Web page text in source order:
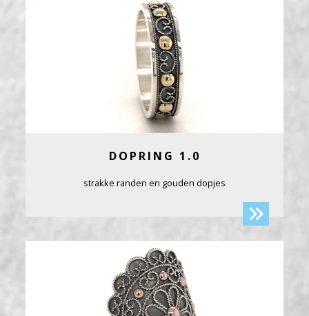
DOPRING 1.0
strakke randen en gouden dopjes